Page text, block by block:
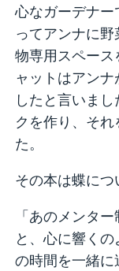
心なガーデナ
ってアンナに
物専用スペー
ャットはアン
したと言いま
クを作り、そ
た。
その本は蝶につ
「あのメンタ
と、心に響く
の時間を一緒